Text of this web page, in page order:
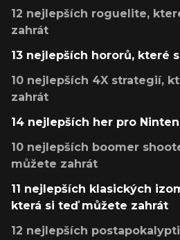
12 nejlepších roguelite,
zahrát
13 nejlepších hororů, které
10 nejlepších 4X strategií,
zahrát
14 nejlepších her pro
10 nejlepších boomer
můžete zahrát
11 nejlepších klasických
která si teď můžete zahrát
12 nejlepších